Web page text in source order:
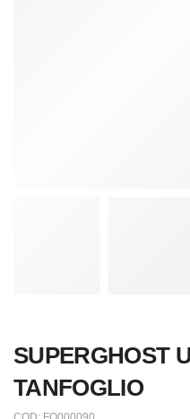
SUPERGHOST
TANFOGLIO